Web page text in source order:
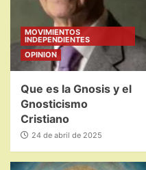
MOVIMIENTOS
INDEPENDIENTES
OPINION
Que es la Gnosis y el
Gnosticismo
Cristiano
24 de abril de 2025